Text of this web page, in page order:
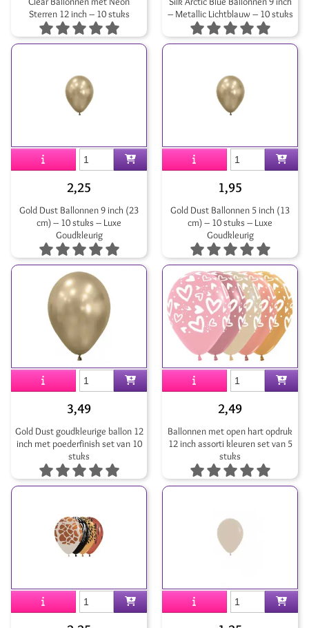
Sterren 12 inch – 10 stuks
– Metallic Lichtblauw – 10 stuks
2,25
Gold Dust Ballonnen 9 inch (23
cm) – 10 stuks – Luxe
Goudkleurig
1,95
Gold Dust Ballonnen 5 inch (13
cm) – 10 stuks – Luxe
Goudkleurig
3,49
Gold Dust goudkleurige ballon 12
inch met poederfinish set van 10
stuks
2,49
Ballonnen met open hart opdruk
12 inch assorti kleuren set van 5
stuks